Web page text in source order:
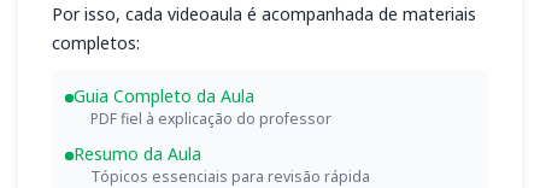
Por isso, cada videoaula é acompanhada de materiais
completos:
Guia Completo da Aula
PDF fiel à explicação do professor
Resumo da Aula
Tópicos essenciais para revisão rápida